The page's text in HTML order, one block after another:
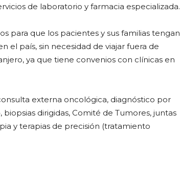
de laboratorio y farmacia especializada.
para que los pacientes y sus familias tengan
el país, sin necesidad de viajar fuera de
ya que tiene convenios con clínicas en
externa oncológica, diagnóstico por
dirigidas, Comité de Tumores, juntas
y terapias de precisión (tratamiento